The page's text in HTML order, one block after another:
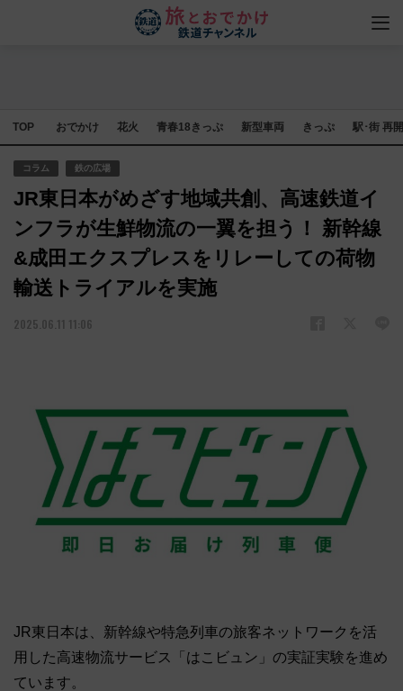
TOP おでかけ 花火 青春18きっぷ 新型車両 きっぷ 駅･街 再
コラム 鉄の広場
JR東日本がめざす地域共創、高速鉄道イ
ンフラが生鮮物流の一翼を担う！ 新幹線
&成田エクスプレスをリレーしての荷物
輸送トライアルを実施
2025.06.11 11:06
JR東日本は、新幹線や特急列車の旅客ネットワークを活
用した高速物流サービス「はこビュン」の実証実験を進め
ています。